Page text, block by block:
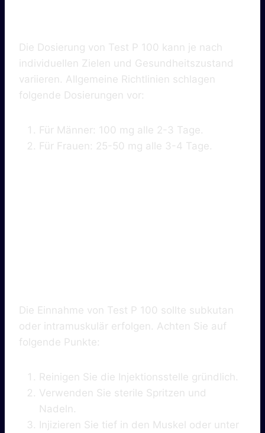
Die Dosierung von Test P 100 kann je nach
individuellen Zielen und Gesundheitszustand
variieren. Allgemeine Richtlinien schlagen
folgende Dosierungen vor:
Für Männer: 100 mg alle 2-3 Tage.
Für Frauen: 25-50 mg alle 3-4 Tage.
Die Einnahme von Test P 100 sollte subkutan
oder intramuskulär erfolgen. Achten Sie auf
folgende Punkte:
Reinigen Sie die Injektionsstelle gründlich.
Verwenden Sie sterile Spritzen und
Nadeln.
Injizieren Sie tief in den Muskel oder unter